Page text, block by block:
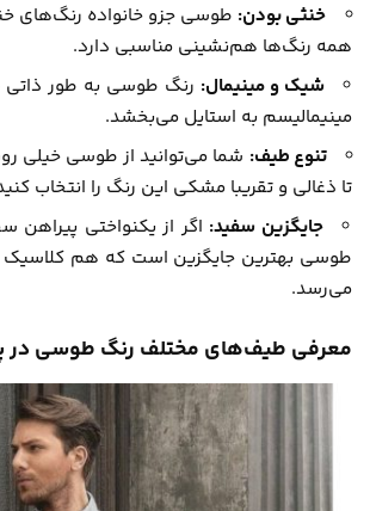
خنثی بودن: طوسی جزو خانواده رنگ‌های
همه رنگ‌ها هم‌نشینی مناسبی دارد.
شیک و مینیمال: رنگ طوسی به طور ذاتی
مینیمالیسم به استایل می‌بخشد.
تنوع طیف: شما می‌توانید از طوسی خیلی
تا ذغالی و تقریبا مشکی این رنگ را انتخاب
جایگزین سفید: اگر از یکنواختی پیراهن
طوسی بهترین جایگزین است که هم
می‌رسد.
معرفی طیف‌های مختلف رنگ طوسی در